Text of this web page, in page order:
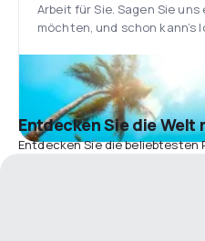
Arbeit für Sie. Sagen Sie
möchten, und schon kann’s
Entdecken Sie die Welt
Entdecken Sie die beliebtesten